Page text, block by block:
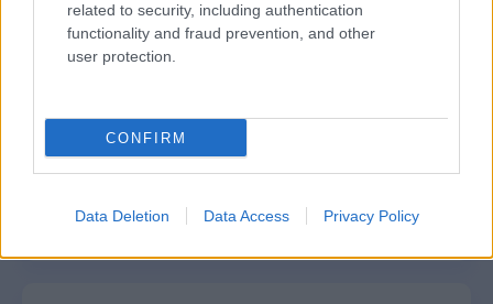
related to security, including authentication
functionality and fraud prevention, and other
user protection.
CONFIRM
Data Deletion Data Access Privacy Policy
ασφαλισμένοι το δικαιούνται
εργασίας με απολυτήριο γυμνασίου